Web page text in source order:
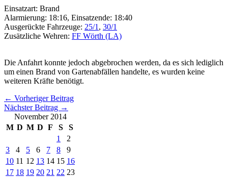
Einsatzart: Brand
Alarmierung: 18:16, Einsatzende: 18:40
Ausgerückte Fahrzeuge: 25/1 , 30/1
Zusätzliche Wehren: FF Wörth (LA)
Die Anfahrt konnte jedoch abgebrochen werden, da es sich lediglich
um einen Brand von Gartenabfällen handelte, es wurden keine
weiteren Kräfte benötigt.
← Vorheriger Beitrag
Nächster Beitrag →
November 2014
M D M D F S
S
1
2
3
4 5 6 7 8
9
10 11 12 13 14 15 16
17 18 19 20 21 22 23